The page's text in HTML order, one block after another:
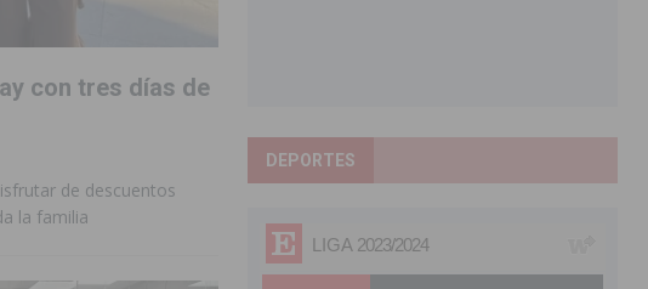
con tres días de
de descuentos
la familia
DEPORTES